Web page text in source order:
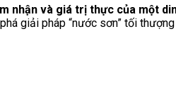
nhận và giá trị thực của một
giải pháp “nước sơn” tối